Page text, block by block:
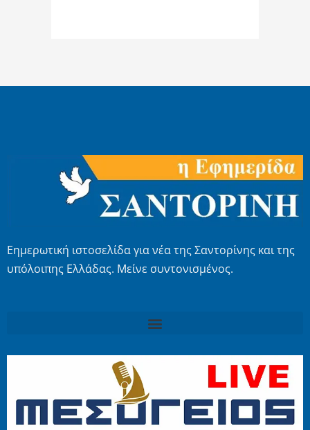
Εημερωτική ιστοσελίδα για νέα της Σαντορίνης και της
υπόλοιπης Ελλάδας. Μείνε συντονισμένος.